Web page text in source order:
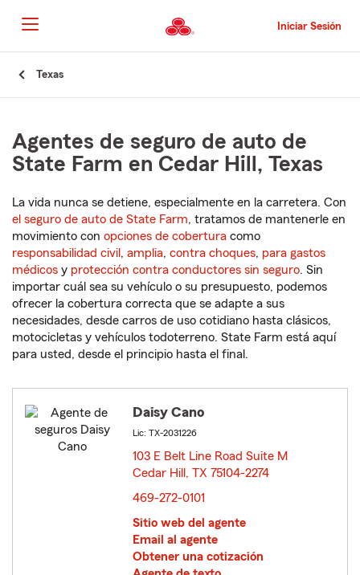
al
contenido
principal
Iniciar Sesión
Texas
Agentes de seguro de auto de
State Farm en Cedar Hill, Texas
La vida nunca se detiene, especialmente en la carretera. Con
el seguro de auto de State Farm, tratamos de mantenerle en
movimiento con opciones de cobertura como
responsabilidad civil , amplia, contra choques, para gastos
médicos y protección contra conductores sin seguro. Sin
importar cuál sea su vehículo o su presupuesto, podemos
ofrecer la cobertura correcta que se adapte a sus
necesidades, desde carros de uso cotidiano hasta clásicos,
motocicletas y vehículos todoterreno. State Farm está aquí
para usted, desde el principio hasta el final.
Daisy Cano
Lic: TX-2031226
103 E Belt Line Road Suite M
Cedar Hill, TX 75104-2274
469-272-0101
Sitio web del agente
Email al agente
Obtener una cotización